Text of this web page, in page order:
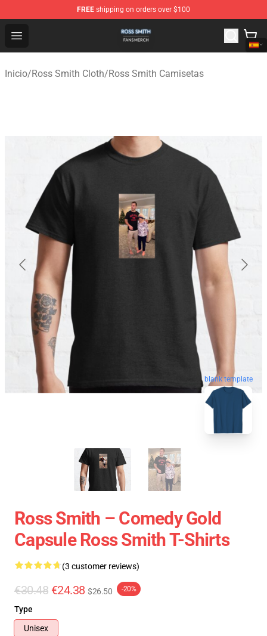
FREE shipping on orders over $100
Open menu
Ross Smith Shop - Official Ross Smith Merchandise
Inicio/Ross Smith Cloth/Ross Smith Camisetas
blank template
Ross Smith – Comedy Gold
Capsule Ross Smith T-Shirts
(3 customer reviews)
€30.48 €24.38 $26.50 -20%
Type
Unisex